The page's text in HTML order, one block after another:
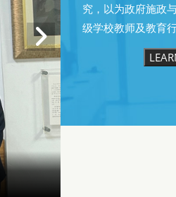
究，以为政府施政
级学校教师及教育